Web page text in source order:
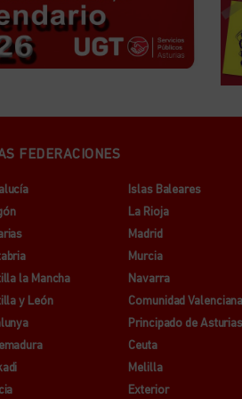
FEDERACIONES
la Mancha
y León
Islas Baleares
La Rioja
Madrid
Murcia
Navarra
Comunidad
Principado de
Ceuta
Melilla
Exterior